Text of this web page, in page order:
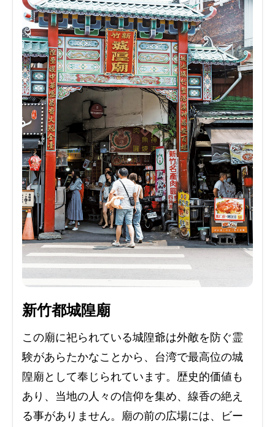
新竹都城隍廟
この廟に祀られている城隍爺は外敵を防ぐ霊
験があらたかなことから、台湾で最高位の城
隍廟として奉じられています。歴史的価値も
あり、当地の人々の信仰を集め、線香の絶え
る事がありません。廟の前の広場には、ビー